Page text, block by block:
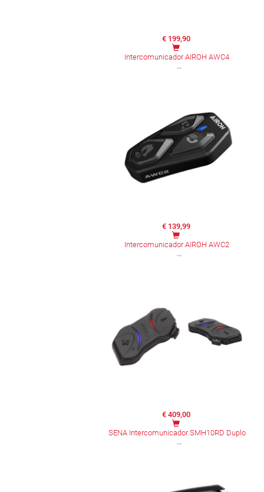
€ 199,90
Intercomunicador AIROH AWC4
€ 139,99
Intercomunicador AIROH AWC2
€ 409,00
SENA Intercomunicador SMH10RD Duplo